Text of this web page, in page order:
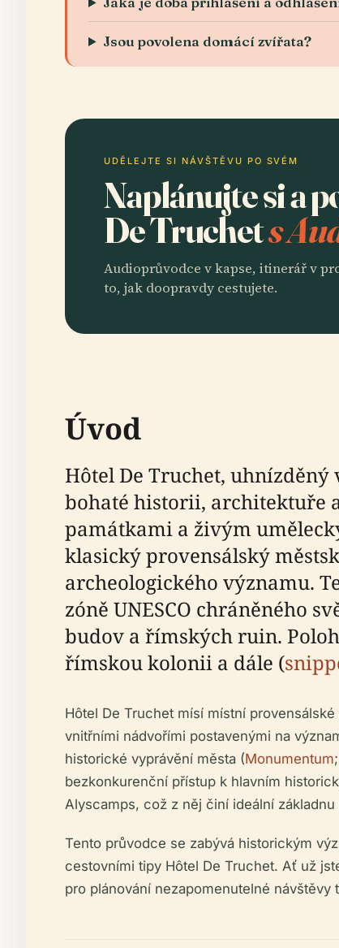
Jsou povolena domácí zvířata?
UDĚLEJTE SI NÁVŠTĚVU PO SVÉM
Naplánujte si a
De Truchets
Audioprůvodce v kapse, itinerář v
to, jak doopravdy cestujete.
Úvod
Hôtel De Truchet,
bohaté historii, architektuře
památkami a živým
klasický provensálský
archeologického významu.
zóně UNESCO chráněného
budov a římských ruin.
římskou kolonii a dále (
Hôtel De Truchet mísí místní
vnitřními nádvořími postavenými na
historické vyprávění města (Monumentum;
bezkonkurenční přístup k hlavním
Alyscamps, což z něj činí ideální
Tento průvodce se zabývá historickým
cestovními tipy Hôtel De Truchet. Ať už
pro plánování nezapomenutelné